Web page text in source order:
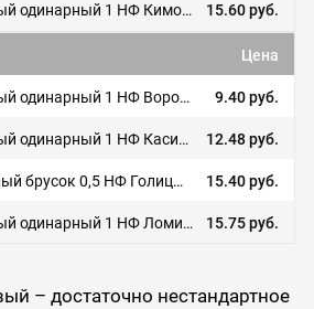
Кирпич строительный одинарный 1 НФ Кимовский завод 15.60 руб.
Цена
Кирпич строительный одинарный 1 НФ Воротынский кирпич 9.40 руб.
Кирпич строительный одинарный 1 НФ Касимовский кирпич 12.48 руб.
Кирпич облицовочный брусок 0,5 НФ Голицынский кирпич 15.40 руб.
Кирпич строительный одинарный 1 НФ Ломинцево 15.75 руб.
– достаточно нестандартное